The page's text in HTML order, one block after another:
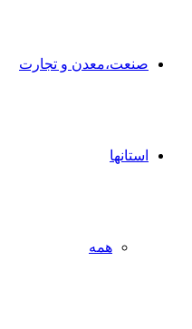
صنعت،معدن و تجارت
استانها
همه